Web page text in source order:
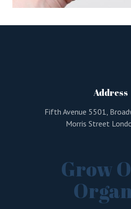
Address
Fifth Avenue 5501,
Morris Street
Grow